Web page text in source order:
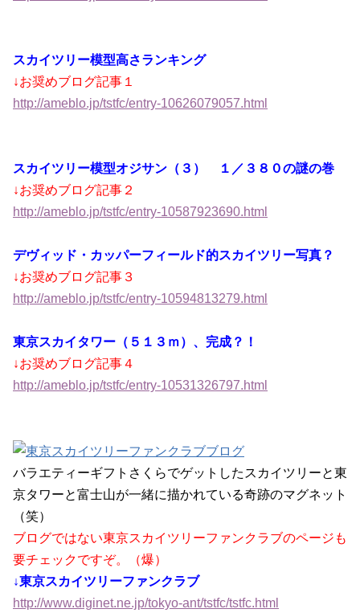
スカイツリー模型高さランキング
↓お奨めブログ記事１
http://ameblo.jp/tstfc/entry-10626079057.html
スカイツリー模型オジサン（３） １／３８０の謎の巻
↓お奨めブログ記事２
http://ameblo.jp/tstfc/entry-10587923690.html
デヴィッド・カッパーフィールド的スカイツリー写真？
↓お奨めブログ記事３
http://ameblo.jp/tstfc/entry-10594813279.html
東京スカイタワー（５１３ｍ）、完成？！
↓お奨めブログ記事４
http://ameblo.jp/tstfc/entry-10531326797.html
バラエティーギフトさくらでゲットしたスカイツリーと東
京タワーと富士山が一緒に描かれている奇跡のマグネット
（笑）
ブログではない東京スカイツリーファンクラブのページも
要チェックですぞ。（爆）
↓東京スカイツリーファンクラブ
http://www.diginet.ne.jp/tokyo-ant/tstfc/tstfc.html